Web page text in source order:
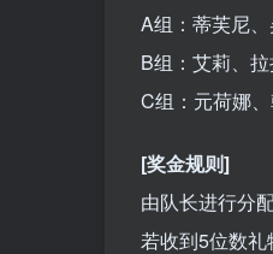
A组：蒂芙尼
B组：艾莉、
C组：元荷娜
[奖金规则]
由队长进行分
若收到5位数礼